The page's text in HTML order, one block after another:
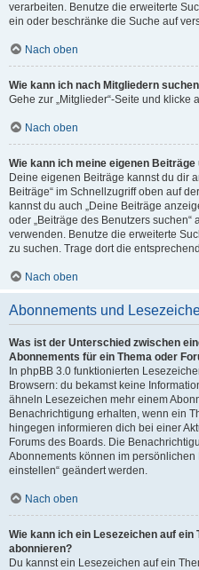
verarbeiten. Benutze die erweiterte
ein oder beschränke die Suche auf
Nach oben
Wie kann ich nach Mitgliedern
Gehe zur „Mitglieder“-Seite und klicke
Nach oben
Wie kann ich meine eigenen Beiträge
Deine eigenen Beiträge kannst du dir
Beiträge“ im Schnellzugriff oben auf
kannst du auch „Deine Beiträge
oder „Beiträge des Benutzers
verwenden. Benutze die erweiterte
zu suchen. Trage dort die
Nach oben
Abonnements und
Was ist der Unterschied zwischen
Abonnements für ein Thema oder
In phpBB 3.0 funktionierten
Browsern: du bekamst keine
ähneln Lesezeichen mehr einem
Benachrichtigung erhalten, wenn ein
hingegen informieren dich bei einer
Forums des Boards. Die
Abonnements können im
einstellen“ geändert werden.
Nach oben
Wie kann ich ein Lesezeichen auf ein
abonnieren?
Du kannst ein Lesezeichen auf ein